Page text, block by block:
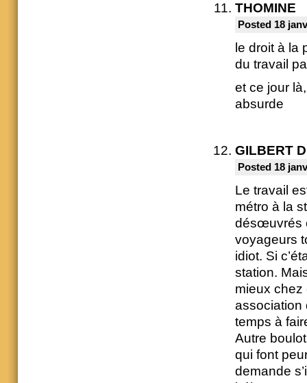
THOMINE
Posted 18
le droit à la
du travail
et ce jour
absurde
GILBERT
Posted 18
Le travail
métro à la
désœuvrés
voyageurs
idiot. Si
station.
mieux chez
association
temps à
Autre
qui font
demande